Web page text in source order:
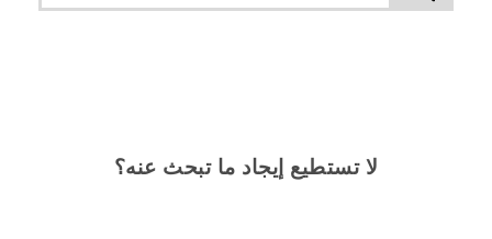
لا تستطيع إيجاد ما تبحث عنه؟